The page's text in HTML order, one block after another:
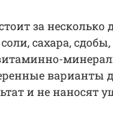
за несколько
сахара,
варианты
и не наносят